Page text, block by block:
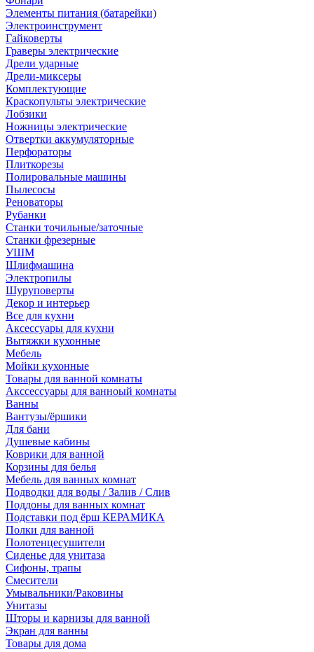
Элементы питания (батарейки)
Электроинструмент
Гайковерты
Граверы электрические
Дрели ударные
Дрели-миксеры
Комплектующие
Краскопульты электрические
Лобзики
Ножницы электрические
Отвертки аккумуляторные
Перфораторы
Плиткорезы
Полировальные машины
Пылесосы
Реноваторы
Рубанки
Станки точильные/заточные
Станки фрезерные
УШМ
Шлифмашина
Электропилы
Шуруповерты
Декор и интерьер
Все для кухни
Аксессуары для кухни
Вытяжки кухонные
Мебель
Мойки кухонные
Товары для ванной комнаты
Акссессуары для ванноый комнаты
Ванны
Вантузы/ёршики
Для бани
Душевые кабины
Коврики для ванной
Корзины для белья
Мебель для ванных комнат
Подводки для воды / Залив / Слив
Поддоны для ванных комнат
Подставки под ёрш КЕРАМИКА
Полки для ванной
Полотенцесушители
Сиденье для унитаза
Сифоны, трапы
Смесители
Умывальники/Раковины
Унитазы
Шторы и карнизы для ванной
Экран для ванны
Товары для дома